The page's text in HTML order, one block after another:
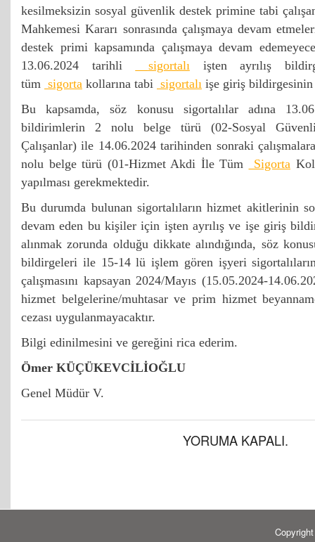
kesilmeksizin sosyal güvenlik destek primine tabi
Mahkemesi Kararı sonrasında çalışmaya devam
destek primi kapsamında çalışmaya devam
13.06.2024 tarihli
sigortalıişten ayrılış
tüm sigorta kollarına tabi sigortalı işe giriş
Bu kapsamda, söz konusu sigortalılar adına
bildirimlerin 2 nolu belge türü (02-Sosyal
Çalışanlar) ile 14.06.2024 tarihinden sonraki
nolu belge türü (01-Hizmet Akdi İle Tüm
Sigorta
yapılması gerekmektedir.
Bu durumda bulunan sigortalıların hizmet akitlerinin
devam eden bu kişiler için işten ayrılış ve işe giriş
alınmak zorunda olduğu dikkate alındığında, söz
bildirgeleri ile 15-14 lü işlem gören işyeri
çalışmasını kapsayan 2024/Mayıs (15.05.2024-
hizmet belgelerine/muhtasar ve prim hizmet
cezası uygulanmayacaktır.
Bilgi edinilmesini ve gereğini rica ederim.
Ömer KÜÇÜKEVCİLİOĞLU
Genel Müdür V.
YORUMA KAPALI.